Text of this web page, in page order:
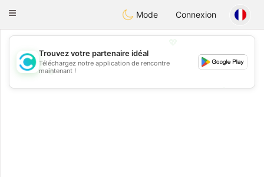
olombiaCitas
Toggle
Mode Connexion
💖
💕
Trouvez votre partenaire idéal
Téléchargez notre application de rencontre
maintenant !